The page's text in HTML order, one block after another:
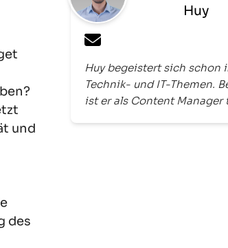
und
des
Huy
Huy begeistert sich schon
Technik- und IT-Themen.
ist er als Content Manager